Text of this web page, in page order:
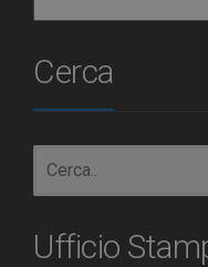
Cerca
Ufficio